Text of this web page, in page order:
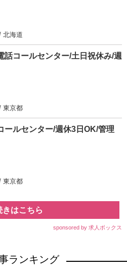
北海道
話コールセンター/土日祝休み/週
東京都
ールセンター/週休3日OK/管理
東京都
きはこちら
sponsored by 求人ボックス
ランキング